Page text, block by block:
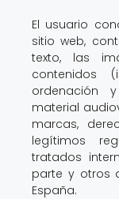
El usuario
sitio web,
texto, las
contenidos
ordenación
material
marcas,
legítimos
tratados
parte y otros
España.